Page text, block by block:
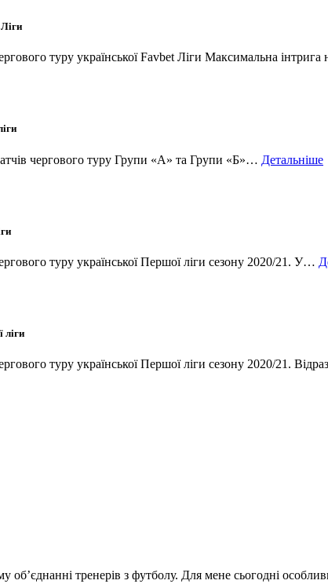
туру української Favbet Ліги Максимальна
чергового туру Групи «А» та Групи «Б»… Детальніше
туру української Першої ліги сезону 2020/21. У…
ліги
туру української Першої ліги сезону 2020/21.
тренерів з футболу. Для мене сьогодні